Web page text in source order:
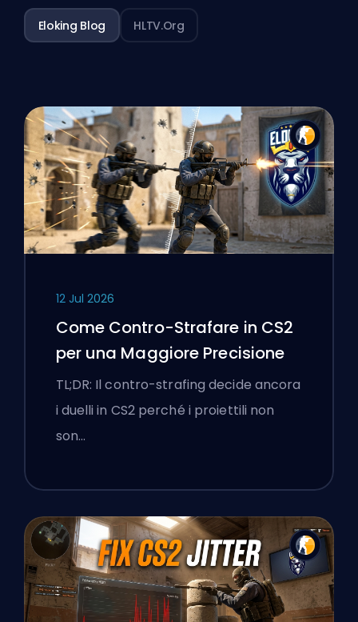
Eloking Blog HLTV.org
12 Jul 2026
Come Contro-Strafare in CS2
per una Maggiore Precisione
TL;DR: Il contro-strafing decide ancora
i duelli in CS2 perché i proiettili non
son…